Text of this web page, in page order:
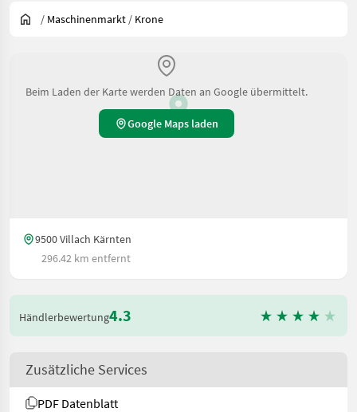
/ Maschinenmarkt / Krone
Beim Laden der Karte werden Daten an Google übermittelt.
Google Maps laden
9500 Villach Kärnten
296.42 km entfernt
Händlerbewertung4.3
Zusätzliche Services
PDF Datenblatt